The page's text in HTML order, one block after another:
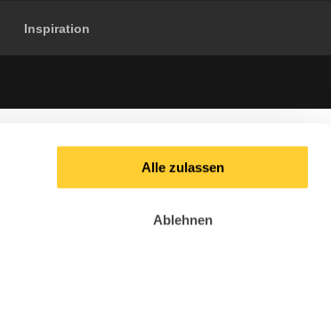
Alle zulassen
Ablehnen
Inspiration